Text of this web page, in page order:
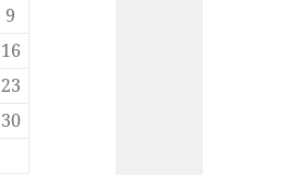
9
16
23
30